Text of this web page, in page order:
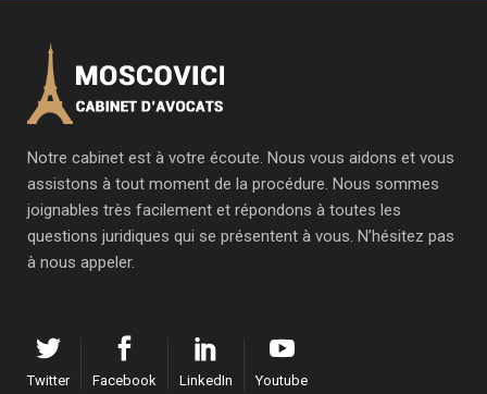
Notre cabinet est à votre écoute. Nous vous aidons et vous
assistons à tout moment de la procédure. Nous sommes
joignables très facilement et répondons à toutes les
questions juridiques qui se présentent à vous. N’hésitez pas
à nous appeler.
Twitter Facebook LinkedIn Youtube